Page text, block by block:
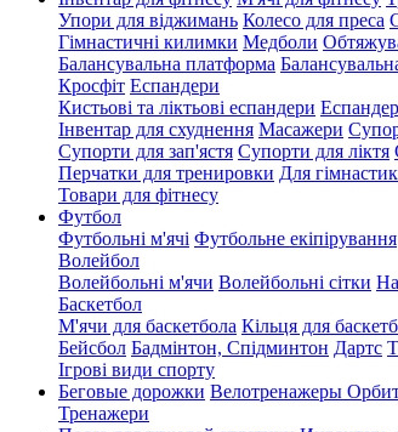
Упори для віджимань Колесо для преса
Гімнастичні килимки Медболи
Балансувальна платформа
Кросфіт Еспандери
Кистьові та ліктьові еспандери
Інвентар для схуднення Масажери
Супорти для зап'ястя Супорти для ліктя
Перчатки для тренировки Для
Товари для фітнесу
Футбол
Футбольні м'ячі Футбольне екіпірування
Волейбол
Волейбольні м'ячи Волейбольні сітки
Баскетбол
М'ячи для баскетбола Кільця для
Бейсбол Бадмінтон, Спідминтон Дартс
Ігрові види спорту
Беговые дорожки Велотренажеры
Тренажери